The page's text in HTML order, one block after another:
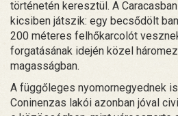
történetén keresztül. A
kicsiben játszik: egy becsődölt
200 méteres felhőkarcolót
forgatásának idején közel
magasságban.
A függőleges nyomornegyednek
Coninenzas lakói azonban jóval